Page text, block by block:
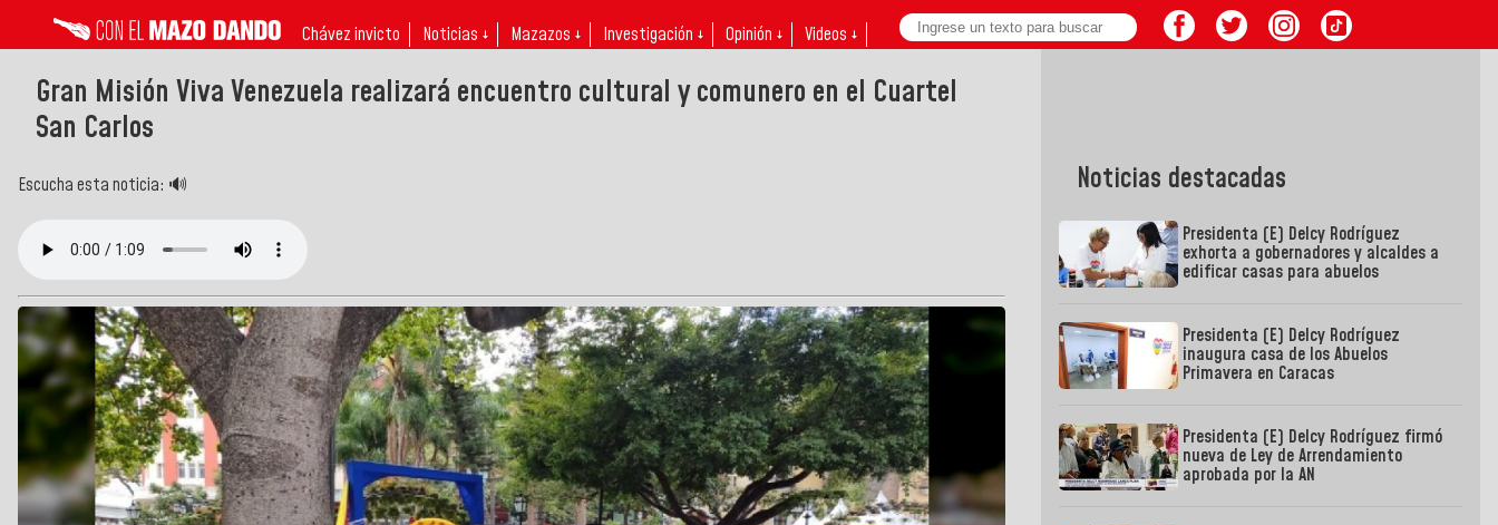
Chávez invicto Noticias ↓ Mazazos ↓ Investigación ↓ Opinión ↓ Videos ↓
Gran Misión Viva Venezuela realizará encuentro cultural y comunero en el Cuartel
San Carlos
Escucha esta noticia: 🔊 Noticias destacadas
Presidenta (E) Delcy Rodríguez
exhorta a gobernadores y alcaldes a
edificar casas para abuelos
Presidenta (E) Delcy Rodríguez
inaugura casa de los Abuelos
Primavera en Caracas
Presidenta (E) Delcy Rodríguez firmó
nueva de Ley de Arrendamiento
aprobada por la AN